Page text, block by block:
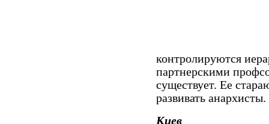
контролируются
партнерскими
существует. Ее
развивать анархисты.
Киев